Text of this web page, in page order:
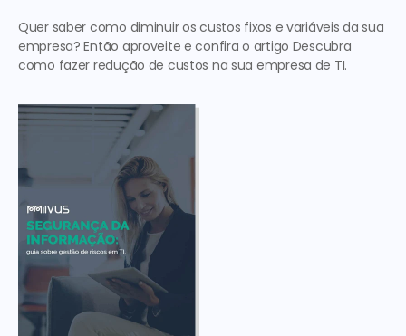
Quer saber como diminuir os custos fixos e variáveis da sua
empresa? Então aproveite e confira o artigo Descubra
como fazer redução de custos na sua empresa de TI.